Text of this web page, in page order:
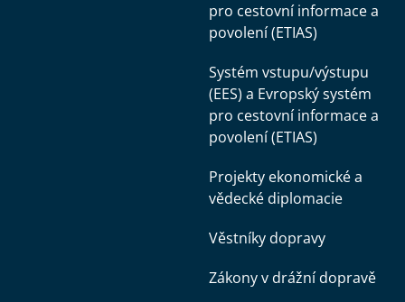
pro cestovní informace a
povolení (ETIAS)
Systém vstupu/výstupu
(EES) a Evropský systém
pro cestovní informace a
povolení (ETIAS)
Projekty ekonomické a
vědecké diplomacie
Věstníky dopravy
Zákony v drážní dopravě